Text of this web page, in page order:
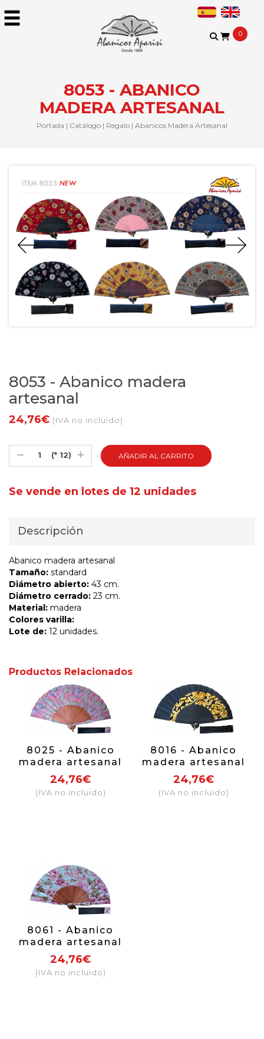
0
8053 - ABANICO
MADERA ARTESANAL
Portada | Catálogo | Regalo | Abanicos Madera Artesanal
8053 - Abanico madera
artesanal
24,76€ (IVA no incluido)
(* 12)
Se vende en lotes de 12 unidades
Descripción
Abanico madera artesanal
Tamaño: standard
Diámetro abierto: 43 cm.
Diámetro cerrado: 23 cm.
Material: madera
Colores varilla:
Lote de: 12 unidades.
Productos Relacionados
8025 - Abanico
madera artesanal
24,76€
(IVA no incluido)
8016 - Abanico
madera artesanal
24,76€
(IVA no incluido)
8061 - Abanico
madera artesanal
24,76€
(IVA no incluido)